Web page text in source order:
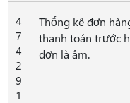
4
7
4
2
9
1
Thống kê đơn
thanh toán trước
đơn là âm.